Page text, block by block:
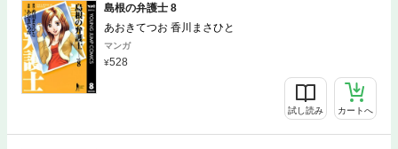
島根の弁護士 8
あおきてつお 香川まさひと
マンガ
528
試し読み カートへ